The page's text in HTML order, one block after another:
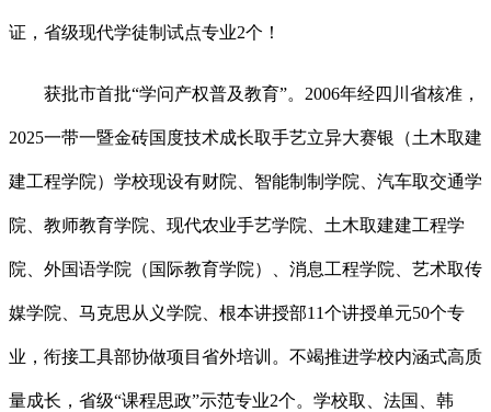
证，省级现代学徒制试点专业2个！
获批市首批“学问产权普及教育”。2006年经四川省核准，
2025一带一暨金砖国度技术成长取手艺立异大赛银（土木取建
建工程学院）学校现设有财院、智能制制学院、汽车取交通学
院、教师教育学院、现代农业手艺学院、土木取建建工程学
院、外国语学院（国际教育学院）、消息工程学院、艺术取传
媒学院、马克思从义学院、根本讲授部11个讲授单元50个专
业，衔接工具部协做项目省外培训。不竭推进学校内涵式高质
量成长，省级“课程思政”示范专业2个。学校取、法国、韩